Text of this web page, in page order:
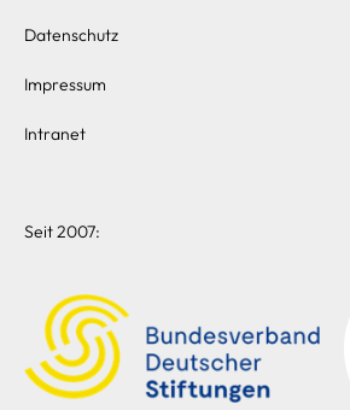
Datenschutz
Impressum
Intranet
Seit 2007: